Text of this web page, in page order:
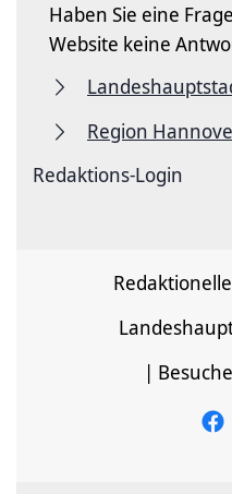
Haben Sie eine
Website keine
Region
Redaktions-Login
|